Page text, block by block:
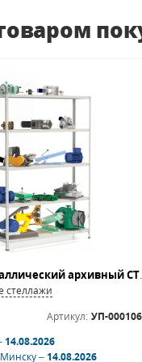
Стеллаж
стеллажи
Артикул: УП-
14.08.2026
–14.08.2026